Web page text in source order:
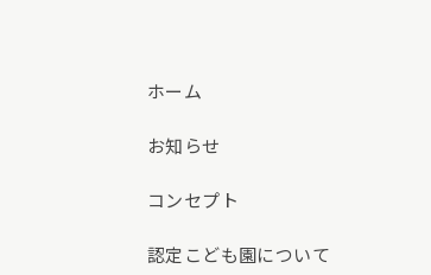
ホーム
お知らせ
コンセプト
認定こども園について